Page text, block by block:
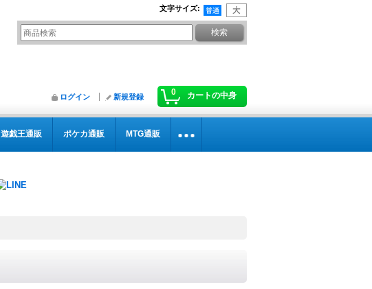
文字サイズ:
0 カートの中身
ログイン 新規登録
遊戯王通販 ポケカ通販 MTG通販